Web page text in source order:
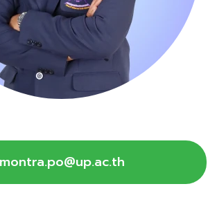
montra.po@up.ac.th